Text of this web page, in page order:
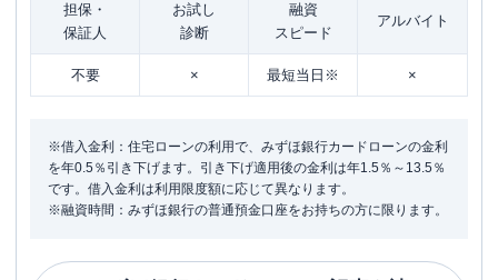
担保・
保証人
お試し
診断
融資
スピード
アルバイト
不要 × 最短当日※ ×
※借入金利：住宅ローンの利用で、みずほ銀行カードローンの金利
を年0.5％引き下げます。引き下げ適用後の金利は年1.5％～13.5％
です。借入金利は利用限度額に応じて異なります。
※融資時間：みずほ銀行の普通預金口座をお持ちの方に限ります。